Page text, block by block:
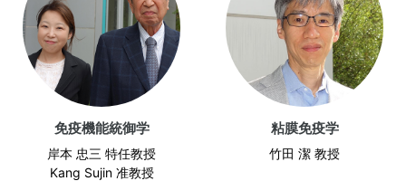
免疫機能統御学
岸本 忠三 特任教授
Kang Sujin 准教授
粘膜免疫学
竹田 潔 教授